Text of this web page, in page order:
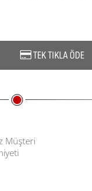
TEK TIKLA ÖDE
Müşteri